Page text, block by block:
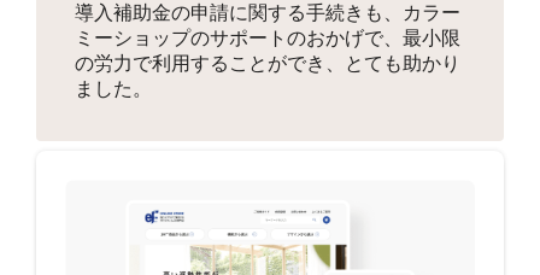
導入補助金の申請に関する手続きも、カラー
ミーショップのサポートのおかげで、最小限
の労力で利用することができ、とても助かり
ました。